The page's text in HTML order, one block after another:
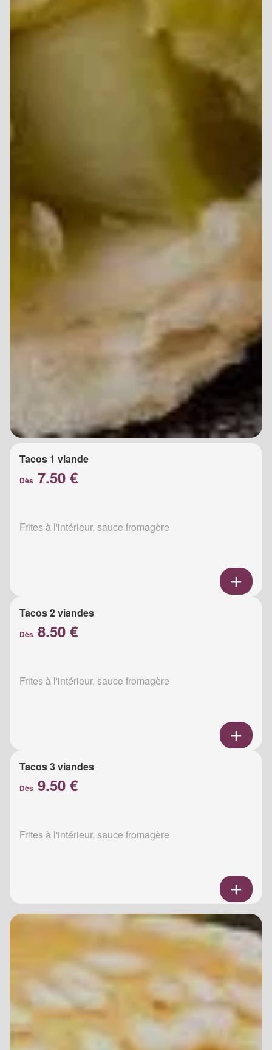
Tacos 1 viande
Dès 7.50 €
Frites à l'intérieur, sauce fromagère
Tacos 2 viandes
Dès 8.50 €
Frites à l'intérieur, sauce fromagère
Tacos 3 viandes
Dès 9.50 €
Frites à l'intérieur, sauce fromagère